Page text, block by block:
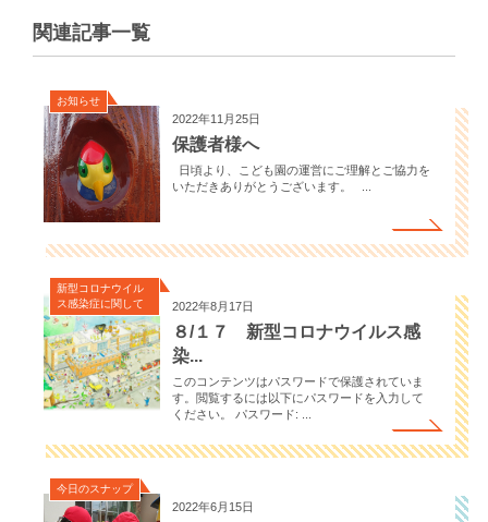
関連記事一覧
お知らせ
2022年11月25日
保護者様へ
日頃より、こども園の運営にご理解とご協力を
いただきありがとうございます。 ...
新型コロナウイル
ス感染症に関して
2022年8月17日
８/１７ 新型コロナウイルス感
染...
このコンテンツはパスワードで保護されていま
す。閲覧するには以下にパスワードを入力して
ください。 パスワード: ...
今日のスナップ
2022年6月15日